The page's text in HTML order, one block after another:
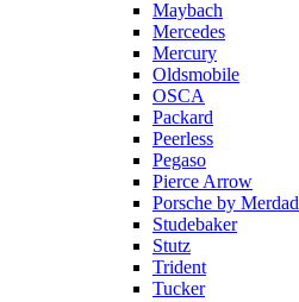
Maybach
Mercedes
Mercury
Oldsmobile
OSCA
Packard
Peerless
Pegaso
Pierce Arrow
Porsche by Merdad
Studebaker
Stutz
Trident
Tucker